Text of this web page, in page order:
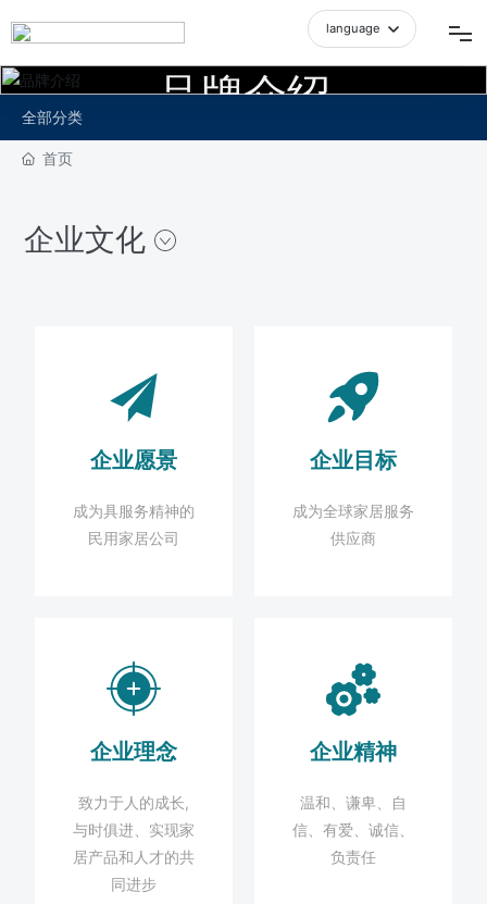
网站首页
品牌介绍
联系我们
language
中文简体
品牌介绍
全部分类
首页
企业文化
企业愿景
成为具服务精神的
民用家居公司
企业目标
成为全球家居服务
供应商
企业理念
致力于人的成长,
与时俱进、实现家
居产品和人才的共
同进步
企业精神
温和、谦卑、自
信、有爱、诚信、
负责任